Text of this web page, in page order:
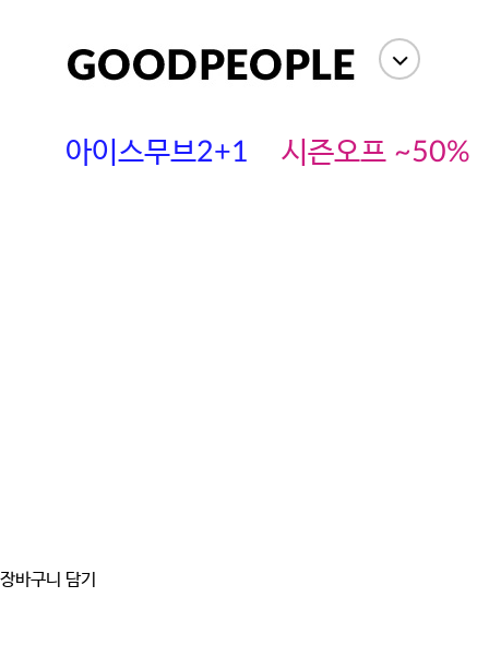
아이스무브2+1 시즌오프 ~50%
장바구니 담기